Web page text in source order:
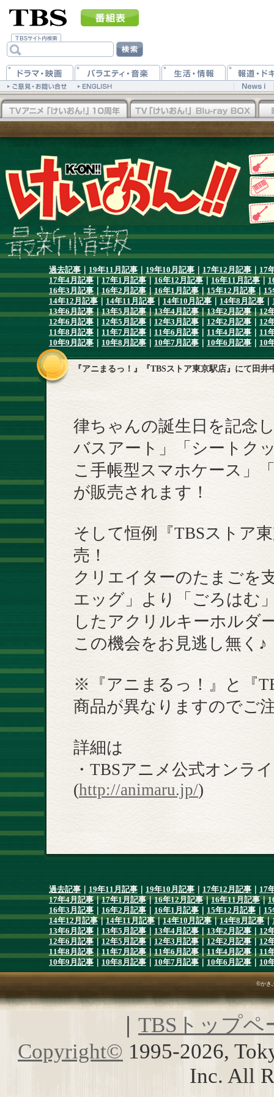
過去記事 19年11月記事 19年10月記事 17年12月記事
17
17年4月記事｜17年1月記事｜16年12月記事｜16年11月記事｜
16年3月記事｜16年2月記事｜16年1月記事｜15年12月記事｜15
14年12月記事
14年11月記事 14年10月記事 14年8月記事
13年6月記事｜13年5月記事｜13年4月記事｜13年2月記事｜12
12年6月記事
12年5月記事 12年3月記事 12年2月記事
12
11年8月記事
11年7月記事 11年6月記事 11年4月記事
11
10年9月記事
10年8月記事 10年7月記事 10年6月記事 10
『アニまるっ！』『TBSストア東京駅店』にて田
律ちゃんの誕生日を記念
バスアート」「シートク
こ手帳型スマホケース」
が販売されます！
そして恒例『TBSストア
売！
クリエイターのたまごを
エッグ」より「ごろはむ
したアクリルキーホルダ
この機会をお見逃し無く♪
※『アニまるっ！』と『
商品が異なりますのでご
詳細は
・TBSアニメ公式オンラ
(http://animaru.jp/)
過去記事 19年11月記事 19年10月記事 17年12月記事
17
17年4月記事｜17年1月記事｜16年12月記事｜16年11月記事｜
16年3月記事
16年2月記事 16年1月記事 15年12月記事
14年12月記事｜14年11月記事｜14年10月記事｜14年8月記事｜
13年6月記事
13年5月記事 13年4月記事 13年2月記事
12
12年6月記事｜12年5月記事｜12年3月記事｜12年2月記事｜12
11年8月記事｜11年7月記事｜11年6月記事｜11年4月記事｜11
10年9月記事
10年8月記事 10年7月記事 10年6月記事 10
©かき
TBSトップペ
Copyright© 1995-2026,
Inc. All